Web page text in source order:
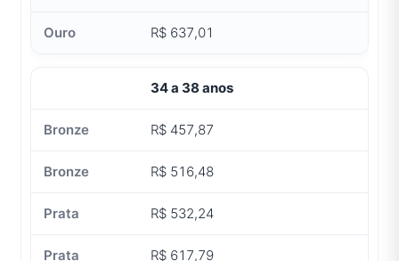
R$ 637,01
34 a 38 anos
R$ 457,87
R$ 516,48
R$ 532,24
R$ 617,79